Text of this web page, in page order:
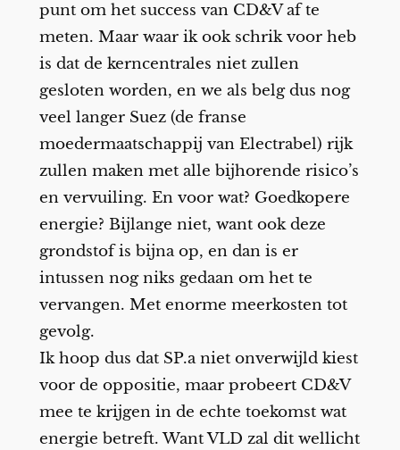
punt om het success van CD&V af te
meten. Maar waar ik ook schrik voor heb
is dat de kerncentrales niet zullen
gesloten worden, en we als belg dus nog
veel langer Suez (de franse
moedermaatschappij van Electrabel) rijk
zullen maken met alle bijhorende risico’s
en vervuiling. En voor wat? Goedkopere
energie? Bijlange niet, want ook deze
grondstof is bijna op, en dan is er
intussen nog niks gedaan om het te
vervangen. Met enorme meerkosten tot
gevolg.
Ik hoop dus dat SP.a niet onverwijld kiest
voor de oppositie, maar probeert CD&V
mee te krijgen in de echte toekomst wat
energie betreft. Want VLD zal dit wellicht